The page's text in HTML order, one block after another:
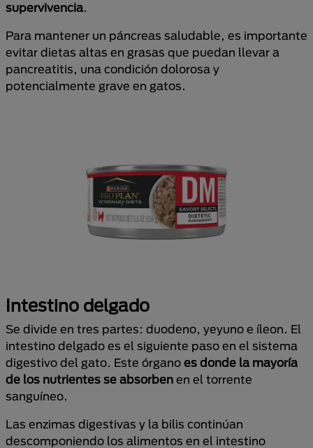
supervivencia.
Para mantener un páncreas saludable, es importante
evitar dietas altas en grasas que puedan llevar a
pancreatitis, una condición dolorosa y
potencialmente grave en gatos.
Intestino delgado
Se divide en tres partes: duodeno, yeyuno e íleon. El
intestino delgado es el siguiente paso en el sistema
digestivo del gato. Este órgano es donde la mayoría
de los nutrientes se absorben en el torrente
sanguíneo.
Las enzimas digestivas y la bilis continúan
descomponiendo los alimentos en el intestino